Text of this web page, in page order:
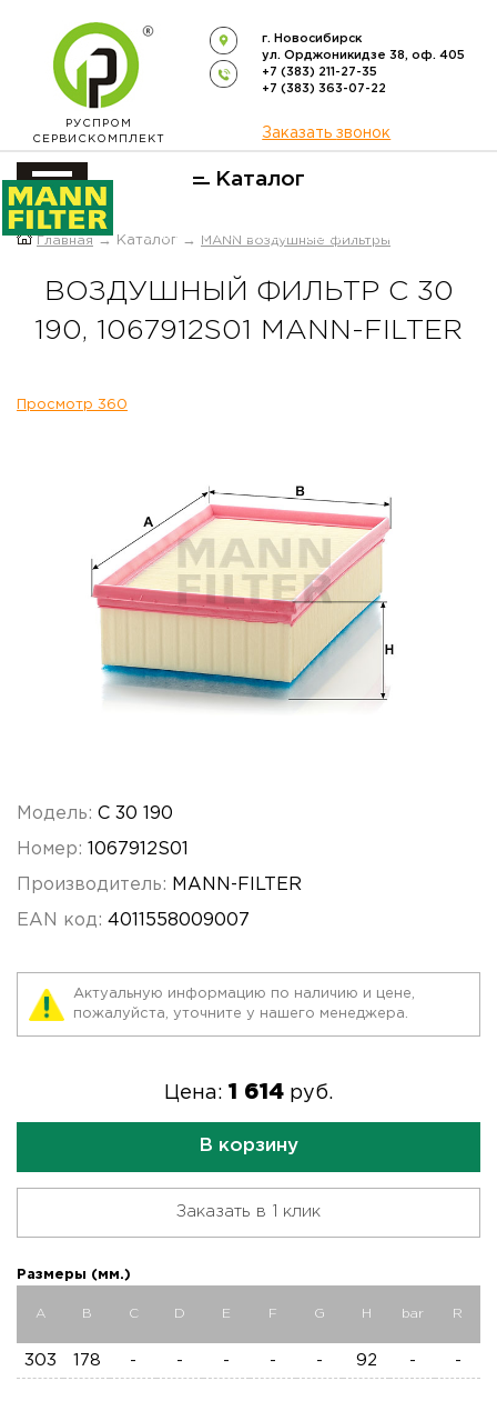
РУСПРОМ
СЕРВИСКОМПЛЕКТ
г. Новосибирск
ул. Орджоникидзе 38, оф. 405
+7 (383) 211-27-35
+7 (383) 363-07-22
Заказать звонок
Каталог
ОФИЦИАЛЬНЫЙ ДИСТРИБЬЮТОР
Главная → Каталог → MANN воздушные фильтры
ВОЗДУШНЫЙ ФИЛЬТР C 30
190, 1067912S01 MANN-FILTER
Просмотр 360
Модель: C 30 190
Номер: 1067912S01
Производитель: MANN-FILTER
EAN код: 4011558009007
Актуальную информацию по наличию и цене,
пожалуйста, уточните у нашего менеджера.
Цена: 1 614 руб.
В корзину
Заказать в 1 клик
Размеры (мм.)
A B C D E F G H bar R
303 178 - - - - - 92 - -